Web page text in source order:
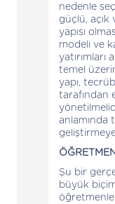
nedenle
güçlü, açık
yapısı
modeli ve
yatırımları
temel
yapı,
tarafından
anlamında
geliştirmeye
Şu bir
büyük